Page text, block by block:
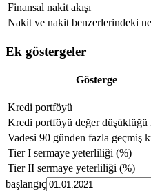
Finansal nakit akışı
Nakit ve nakit benzerlerindeki
Ek göstergeler
Gösterge
Kredi portföyü
Kredi portföyü değer düşüklüğü
Vadesi 90 günden fazla geçmiş
Tier I sermaye yeterliliği (%)
Tier II sermaye yeterliliği (%)
başlangıç